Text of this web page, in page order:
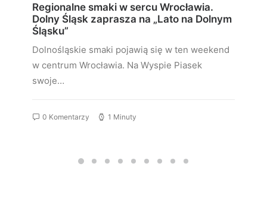
Regionalne smaki w sercu Wrocławia.
Dolny Śląsk zaprasza na „Lato na Dolnym
Śląsku”
Dolnośląskie smaki pojawią się w ten weekend
w centrum Wrocławia. Na Wyspie Piasek
swoje…
0 Komentarzy 1 Minuty